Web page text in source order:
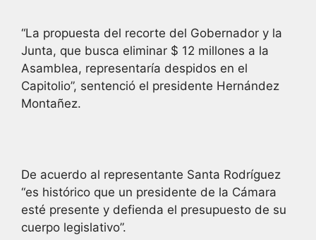
“La propuesta del recorte del Gobernador y la
Junta, que busca eliminar $ 12 millones a la
Asamblea, representaría despidos en el
Capitolio”, sentenció el presidente Hernández
Montañez.
De acuerdo al representante Santa Rodríguez
“es histórico que un presidente de la Cámara
esté presente y defienda el presupuesto de su
cuerpo legislativo”.